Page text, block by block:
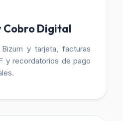
Cobro Digital
y tarjeta, facturas
y recordatorios de pago